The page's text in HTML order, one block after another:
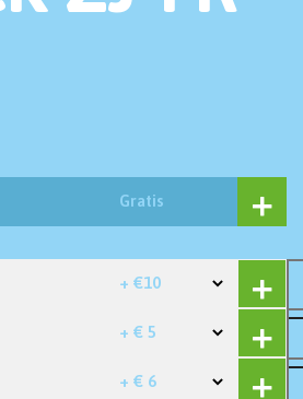
Gratis
+ €10
+ € 5
+ € 6